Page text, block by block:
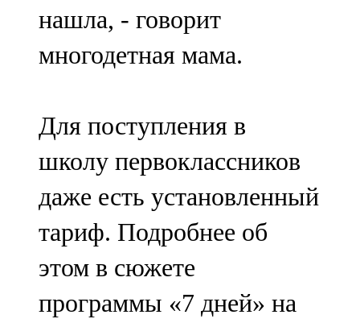
нашла, - говорит
многодетная мама.
Для поступления в
школу первоклассников
даже есть установленный
тариф. Подробнее об
этом в сюжете
программы «7 дней» на